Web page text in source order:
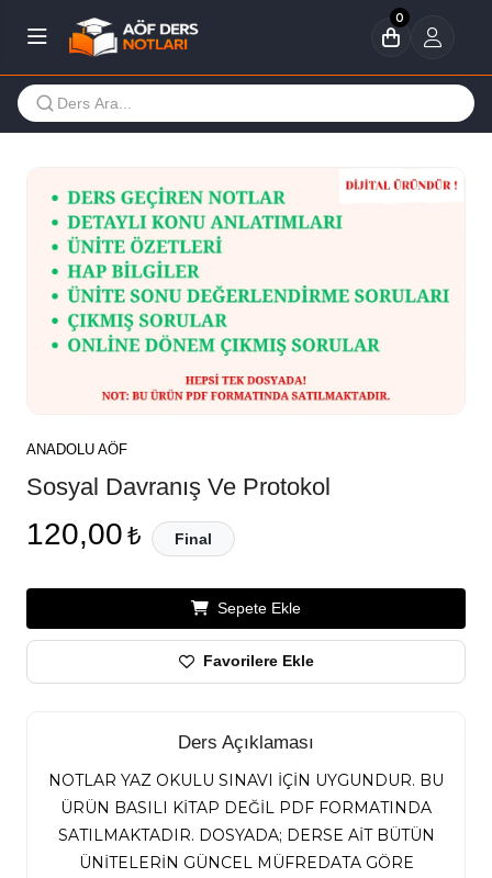
0
ANADOLU AÖF
Sosyal Davranış Ve Protokol
120,00 ₺ Final
Sepete Ekle
Favorilere Ekle
Ders Açıklaması
NOTLAR YAZ OKULU SINAVI İÇİN UYGUNDUR. BU
ÜRÜN BASILI KİTAP DEĞİL PDF FORMATINDA
SATILMAKTADIR. DOSYADA; DERSE AİT BÜTÜN
ÜNİTELERİN GÜNCEL MÜFREDATA GÖRE